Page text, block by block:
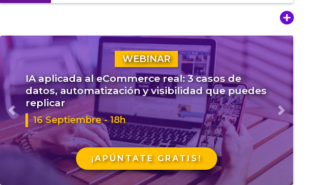
WEBINAR
IA aplicada al eCommerce real: 3 casos de
datos, automatización y visibilidad que puedes
replicar
16 Septiembre - 18h
¡APÚNTATE GRATIS!
Anterior Siguiente